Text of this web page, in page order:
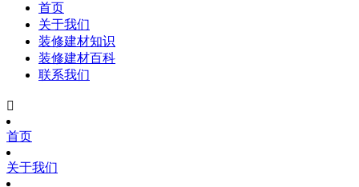
首页
关于我们
装修建材知识
装修建材百科
联系我们

首页
关于我们